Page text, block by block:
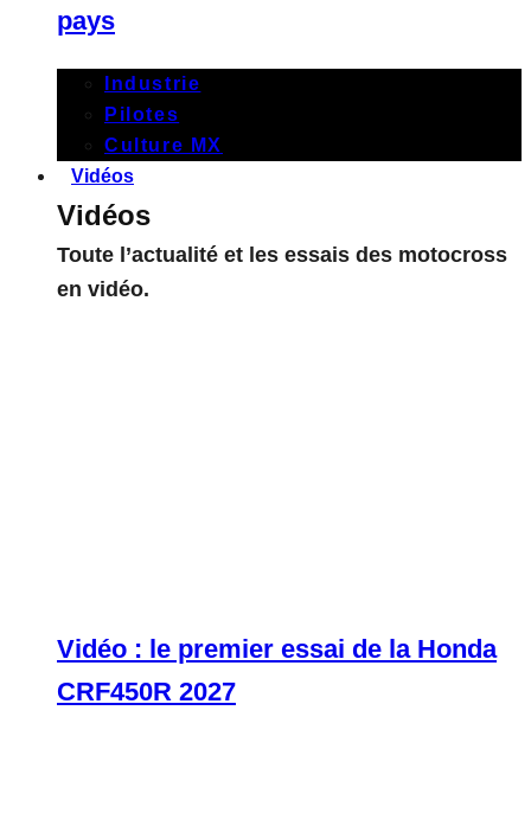
pays
Industrie
Pilotes
Culture MX
Vidéos
Vidéos
Toute l’actualité et les essais des motocross
en vidéo.
Vidéo : le premier essai de la Honda
CRF450R 2027